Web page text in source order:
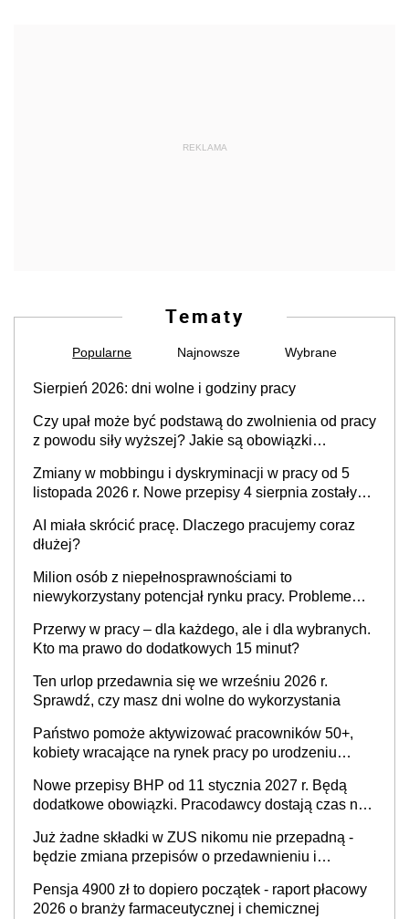
REKLAMA
Tematy
Popularne Najnowsze Wybrane
Sierpień 2026: dni wolne i godziny pracy
Czy upał może być podstawą do zwolnienia od pracy
z powodu siły wyższej? Jakie są obowiązki
Zmiany w mobbingu i dyskryminacji w pracy od 5
listopada 2026 r. Nowe przepisy 4 sierpnia zostały
AI miała skrócić pracę. Dlaczego pracujemy coraz
dłużej?
Milion osób z niepełnosprawnościami to
niewykorzystany potencjał rynku pracy. Problemem
refundacji, ale bariery po stronie systemu i
świadomości pracodawców [WYWIAD]
Przerwy w pracy – dla każdego, ale i dla wybranych.
Kto ma prawo do dodatkowych 15 minut?
Ten urlop przedawnia się we wrześniu 2026 r.
Sprawdź, czy masz dni wolne do wykorzystania
Państwo pomoże aktywizować pracowników 50+,
kobiety wracające na rynek pracy po urodzeniu
neuroatypowe. Powstanie Fundusz na rzecz
Inkluzywności w Zatrudnianiu?
Nowe przepisy BHP od 11 stycznia 2027 r. Będą
dodatkowe obowiązki. Pracodawcy dostają czas na
Już żadne składki w ZUS nikomu nie przepadną -
będzie zmiana przepisów o przedawnieniu i
Pensja 4900 zł to dopiero początek - raport płacowy
2026 o branży farmaceutycznej i chemicznej